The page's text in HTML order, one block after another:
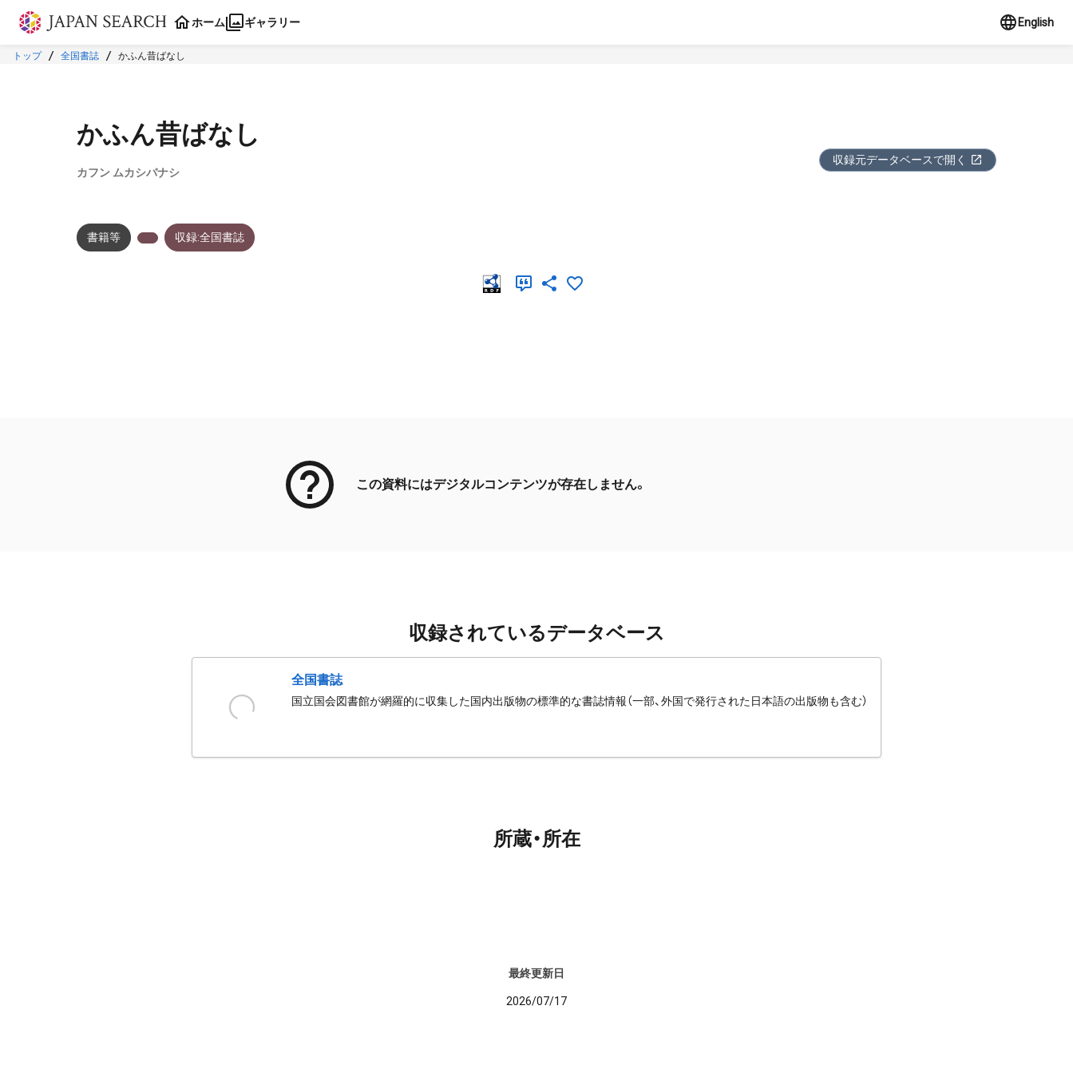
本文に飛ぶ
ホーム ギャラリー English
トップ 全国書誌 かふん昔ばなし
かふん昔ばなし
カフン ムカシバナシ
収録元データベースで開く
書籍等 収録:全国書誌
この資料にはデジタルコンテンツが存在しません。
収録されているデータベース
全国書誌
国立国会図書館が網羅的に収集した国内出版物の標準的な書誌情報（一部、外国で発行された日本語の出版物も含む）
所蔵・所在
最終更新日
2026/07/17